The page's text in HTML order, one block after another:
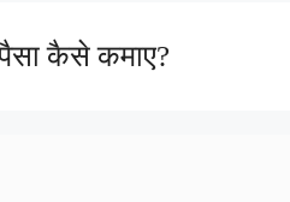
कैसे कमाए?